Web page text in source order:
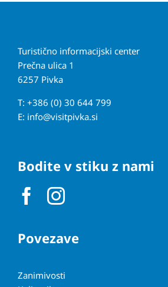
Turistično informacijski center
Prečna ulica 1
6257 Pivka
T: +386 (0) 30 644 799
E: info@visitpivka.si
Bodite v stiku z nami
Povezave
Zanimivosti